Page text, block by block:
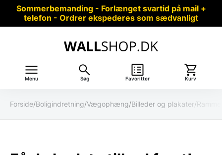
Sommerbemanding - Forlænget svartid på mail +
telefon - Ordrer ekspederes som sædvanligt
Menu Søg Favoritter Kurv
Forside/Boligindretning/Vægophæng/Billeder og plakater/